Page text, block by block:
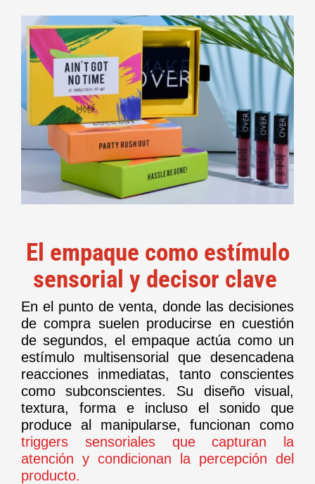
El empaque como estímulo
sensorial y decisor clave
En el punto de venta, donde las decisiones
de compra suelen producirse en cuestión
de segundos, el empaque actúa como un
estímulo multisensorial que desencadena
reacciones inmediatas, tanto conscientes
como subconscientes. Su diseño visual,
textura, forma e incluso el sonido que
produce al manipularse, funcionan como
triggers sensoriales que capturan la
atención y condicionan la percepción del
producto.